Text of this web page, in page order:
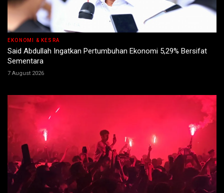
EKONOMI & KESRA
Said Abdullah Ingatkan Pertumbuhan Ekonomi 5,29% Bersifat
Sementara
7 August 2026